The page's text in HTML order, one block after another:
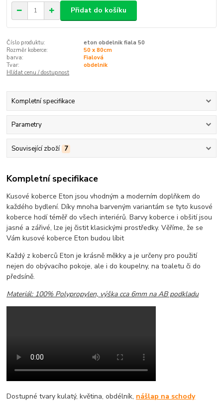
Přidat do košíku
Číslo produktu:
eton obdelnik fiala 50
Rozměr koberce:
50 x 80cm
barva:
Fialová
Tvar:
obdelnik
Hlídat cenu / dostupnost
Kompletní specifikace
Parametry
Související zboží 7
Kompletní specifikace
Kusové koberce Eton jsou vhodným a moderním doplňkem do
každého bydlení. Díky mnoha barveným variantám se tyto kusové
koberce hodí téměř do všech interiérů. Barvy koberce i obšití jsou
jasné a zářivé, lze jej čistit klasickými prostředky. Věříme, že se
Vám kusové koberce Eton budou líbit
Každý z koberců Eton je krásně měkky a je určeny pro použití
nejen do obývacího pokoje, ale i do koupelny, na toaletu či do
předsíně.
Materiál: 100% Polypropylen, výška cca 6mm na AB podkladu
Dostupné tvary kulatý, květina, obdélník, nášlap na schody